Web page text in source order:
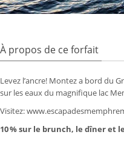
À propos de ce forfait
Levez l’ancre! Montez a bord du
sur les eaux du magnifique lac
Visitez:
10 % sur le brunch, le dîner et